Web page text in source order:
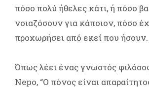
πόσο πολύ ήθελες κάτι, ή πόσο
νοιαζόσουν για κάποιον, πόσο
προχωρήσει από εκεί που ήσουν.
Όπως λέει ένας γνωστός
Nepo, “Ο πόνος είναι